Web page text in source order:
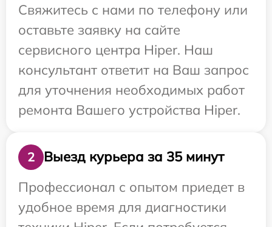
Свяжитесь с нами по телефону или
оставьте заявку на сайте
сервисного центра Hiper. Наш
консультант ответит на Ваш запрос
для уточнения необходимых работ
ремонта Вашего устройства Hiper.
2
Выезд курьера за 35 минут
Профессионал с опытом приедет в
удобное время для диагностики